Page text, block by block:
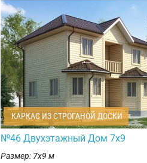
КАРКАС ИЗ СТРОГАНОЙ ДОСКИ
№46 Двухэтажный Дом 7х9
Размер: 7х9 м